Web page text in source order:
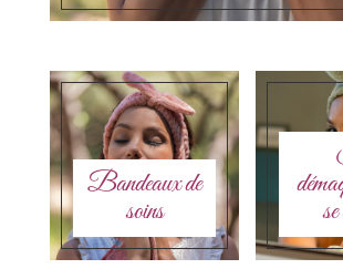
Bandeaux de
soins